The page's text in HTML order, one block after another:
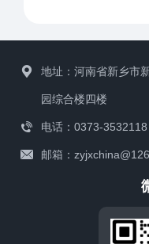
地址：河南省新乡市
园综合楼四楼
电话：0373-3532118
邮箱：